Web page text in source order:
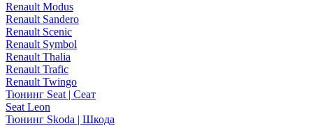
Renault Modus
Renault Sandero
Renault Scenic
Renault Symbol
Renault Thalia
Renault Trafic
Renault Twingo
Тюнинг Seat | Сеат
Seat Leon
Тюнинг Skoda | Шкода